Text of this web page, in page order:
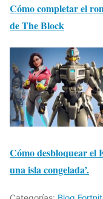
Cómo completar el
de The Block
Cómo desbloquear el
una isla congelada’.